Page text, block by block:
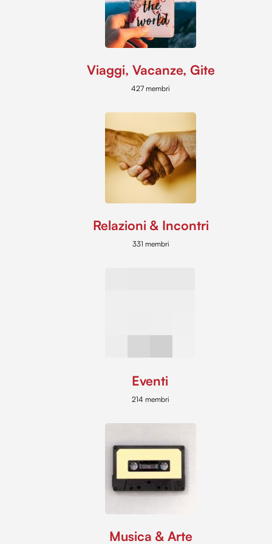
Viaggi, Vacanze, Gite
427 membri
Relazioni & Incontri
331 membri
Eventi
214 membri
Musica & Arte